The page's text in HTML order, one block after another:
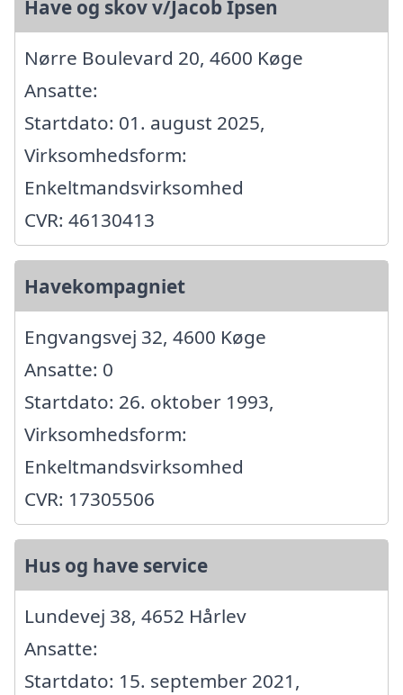
Have og skov v/Jacob Ipsen
Nørre Boulevard 20, 4600 Køge
Ansatte:
Startdato: 01. august 2025,
Virksomhedsform:
Enkeltmandsvirksomhed
CVR: 46130413
Havekompagniet
Engvangsvej 32, 4600 Køge
Ansatte: 0
Startdato: 26. oktober 1993,
Virksomhedsform:
Enkeltmandsvirksomhed
CVR: 17305506
Hus og have service
Lundevej 38, 4652 Hårlev
Ansatte:
Startdato: 15. september 2021,